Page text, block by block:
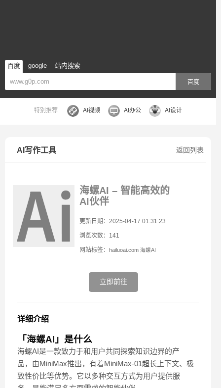
百度 google 站内搜索
百度
特别推荐 AI视频 AI办公 AI设计
返回列表
AI写作工具
海螺AI – 智能高效的
AI伙伴
更新日期：2025-04-17 01:31:23
浏览次数：141
网站标签：hailuoai.com 海螺AI
立即前往
详细介绍
「海螺AI 」是什么
海螺AI是一款致力于和用户共同探索知识边界的产
品，由MiniMax推出，有着MiniMax-01超长上下文、极
致性价比等优势。它以多种交互方式为用户提供服